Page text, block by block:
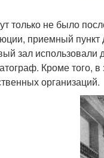
только не было
приемный пункт
зал использовали
Кроме того,
организаций.